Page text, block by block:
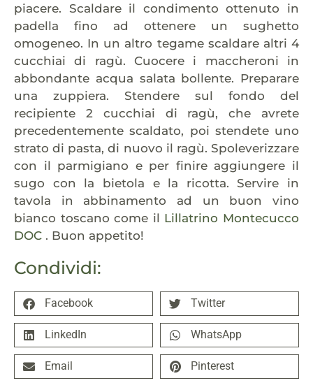
Condividi:
Facebook Twitter
LinkedIn WhatsApp
Email Pinterest
piacere. Scaldare il condimento ottenuto in
padella fino ad ottenere un sughetto
omogeneo. In un altro tegame scaldare altri 4
cucchiai di ragù. Cuocere i maccheroni in
abbondante acqua salata bollente. Preparare
una zuppiera. Stendere sul fondo del
recipiente 2 cucchiai di ragù, che avrete
precedentemente scaldato, poi stendete uno
strato di pasta, di nuovo il ragù. Spoleverizzare
con il parmigiano e per finire aggiungere il
sugo con la bietola e la ricotta. Servire in
tavola in abbinamento ad un buon vino
bianco toscano come il Lillatrino Montecucco
DOC . Buon appetito!